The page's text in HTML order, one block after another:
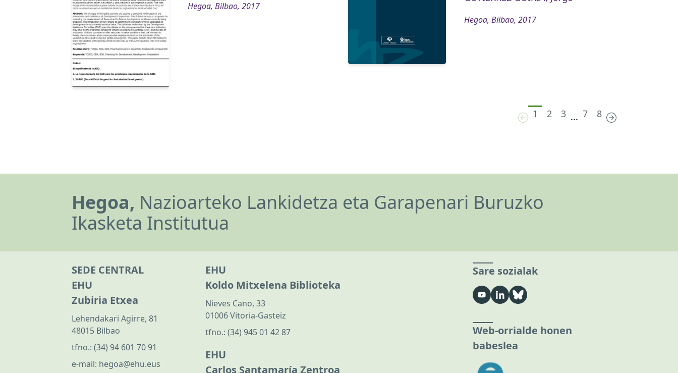
Hegoa, Bilbao, 2017
Hegoa, Bilbao, 2017
1 2 3 ... 7 8
Hegoa, Nazioarteko Lankidetza eta Garapenari Buruzko
Ikasketa Institutua
SEDE CENTRAL
EHU
Zubiria Etxea
Lehendakari Agirre, 81
48015 Bilbao
tfno.: (34) 94 601 70 91
e-mail: hegoa@ehu.eus
EHU
Koldo Mitxelena Biblioteka
Nieves Cano, 33
01006 Vitoria-Gasteiz
tfno.: (34) 945 01 42 87
EHU
Carlos Santamaría Zentroa
Sare sozialak
Web-orrialde honen
babeslea